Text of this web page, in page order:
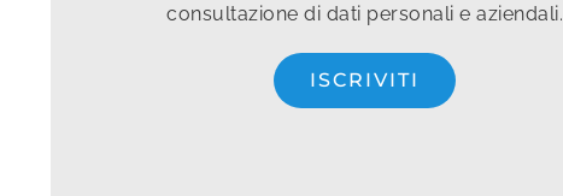
consultazione di dati personali e aziendali.
ISCRIVITI